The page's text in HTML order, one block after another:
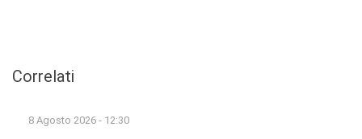
Correlati
8 Agosto 2026 - 12:30